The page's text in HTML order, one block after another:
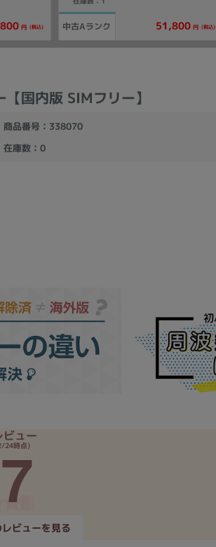
円 (税込) 中古Aランク 51,800 円 (税込)
国内版 SIMフリー】
商品番号：338070
在庫数：0
ビュー
24時点)
ビューを見る